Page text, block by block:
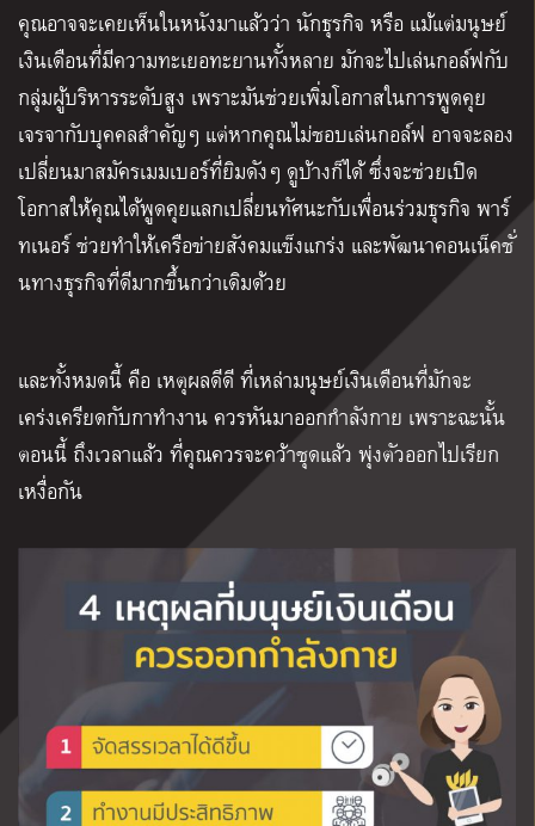
คุณอาจจะเคยเห็นในหนังมาแล้วว่า นักธุรกิจ หรือ แม้แต่มนุษย์
เงินเดือนที่มีความทะเยอทะยานทั้งหลาย มักจะไปเล่นกอล์ฟกับ
กลุ่มผู้บริหารระดับสูง เพราะมันช่วยเพิ่มโอกาสในการพูดคุย
เจรจากับบุคคลสำคัญๆ แต่หากคุณไม่ชอบเล่นกอล์ฟ อาจจะลอง
เปลี่ยนมาสมัครเมมเบอร์ที่ยิมดังๆ ดูบ้างก็ได้ ซึ่งจะช่วยเปิด
โอกาสให้คุณได้พูดคุยแลกเปลี่ยนทัศนะกับเพื่อนร่วมธุรกิจ พาร์
ทเนอร์ ช่วยทำให้เครือข่ายสังคมแข็งแกร่ง และพัฒนาคอนเน็คชั่
นทางธุรกิจที่ดีมากขึ้นกว่าเดิมด้วย
และทั้งหมดนี้ คือ เหตุผลดีดี ที่เหล่ามนุษย์เงินเดือนที่มักจะ
เคร่งเครียดกับกาทำงาน ควรหันมาออกกำลังกาย เพราะฉะนั้น
ตอนนี้ ถึงเวลาแล้ว ที่คุณควรจะคว้าชุดแล้ว พุ่งตัวออกไปเรียก
เหงื่อกัน